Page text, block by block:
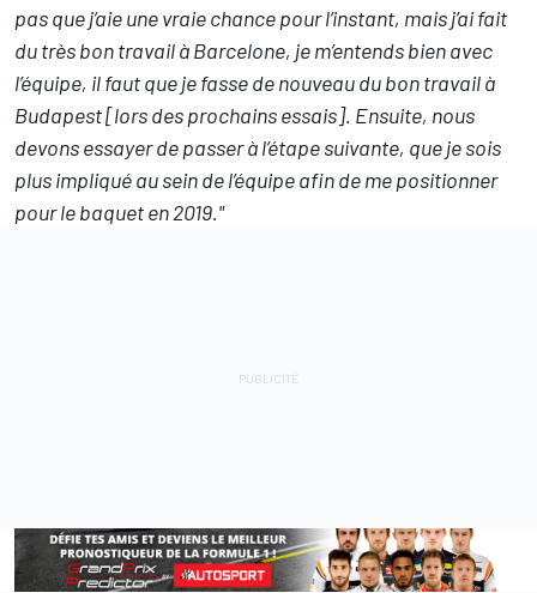
pas que j’aie une vraie chance pour l’instant, mais j’ai fait
du très bon travail à Barcelone, je m’entends bien avec
l’équipe, il faut que je fasse de nouveau du bon travail à
Budapest [lors des prochains essais]. Ensuite, nous
devons essayer de passer à l’étape suivante, que je sois
plus impliqué au sein de l’équipe afin de me positionner
pour le baquet en 2019."